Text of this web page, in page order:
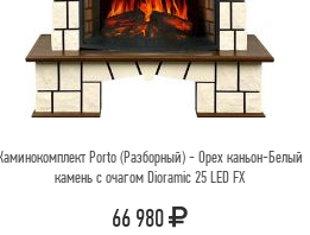
Porto (Разборный) - Орех каньон-Белый
камень с очагом Dioramic 25 LED FX
66 980